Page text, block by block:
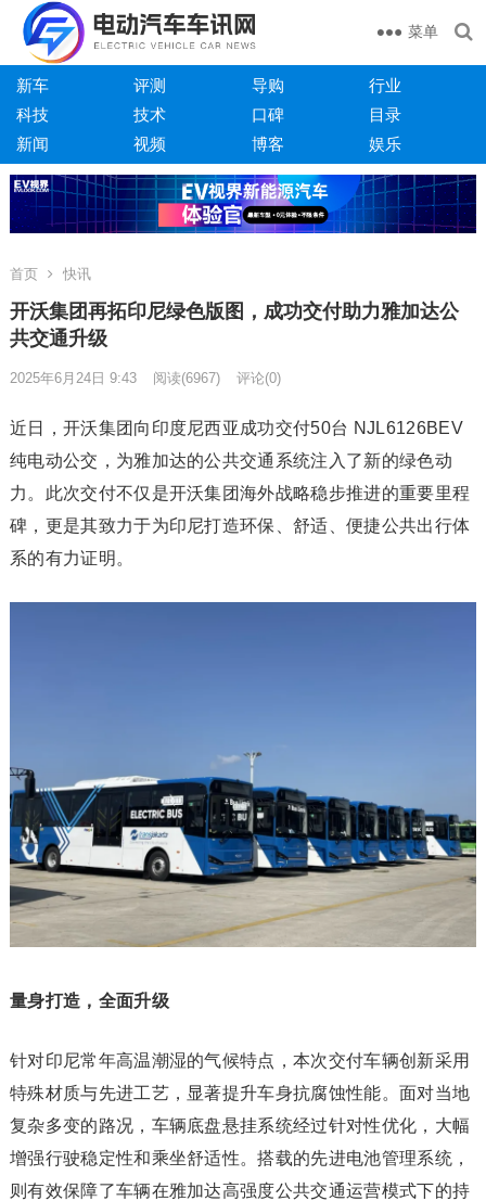
菜单
新车 评测 导购
行业
科技
技术 口碑
目录
新闻
视频 博客 娱乐
首页 快讯
开沃集团再拓印尼绿色版图，成功交付助力雅加达公
共交通升级
2025年6月24日 9:43 阅读(6967) 评论(0)
近日，开沃集团向印度尼西亚成功交付50台 NJL6126BEV
纯电动公交，为雅加达的公共交通系统注入了新的绿色动
力。此次交付不仅是开沃集团海外战略稳步推进的重要里程
碑，更是其致力于为印尼打造环保、舒适、便捷公共出行体
系的有力证明。
量身打造，全面升级
针对印尼常年高温潮湿的气候特点，本次交付车辆创新采用
特殊材质与先进工艺，显著提升车身抗腐蚀性能。面对当地
复杂多变的路况，车辆底盘悬挂系统经过针对性优化，大幅
增强行驶稳定性和乘坐舒适性。搭载的先进电池管理系统，
则有效保障了车辆在雅加达高强度公共交通运营模式下的持